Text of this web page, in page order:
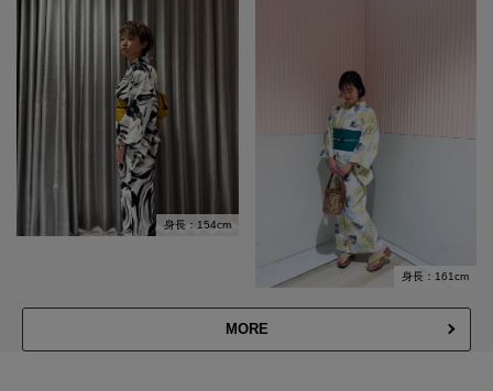
身長：154cm
身長：161cm
MORE